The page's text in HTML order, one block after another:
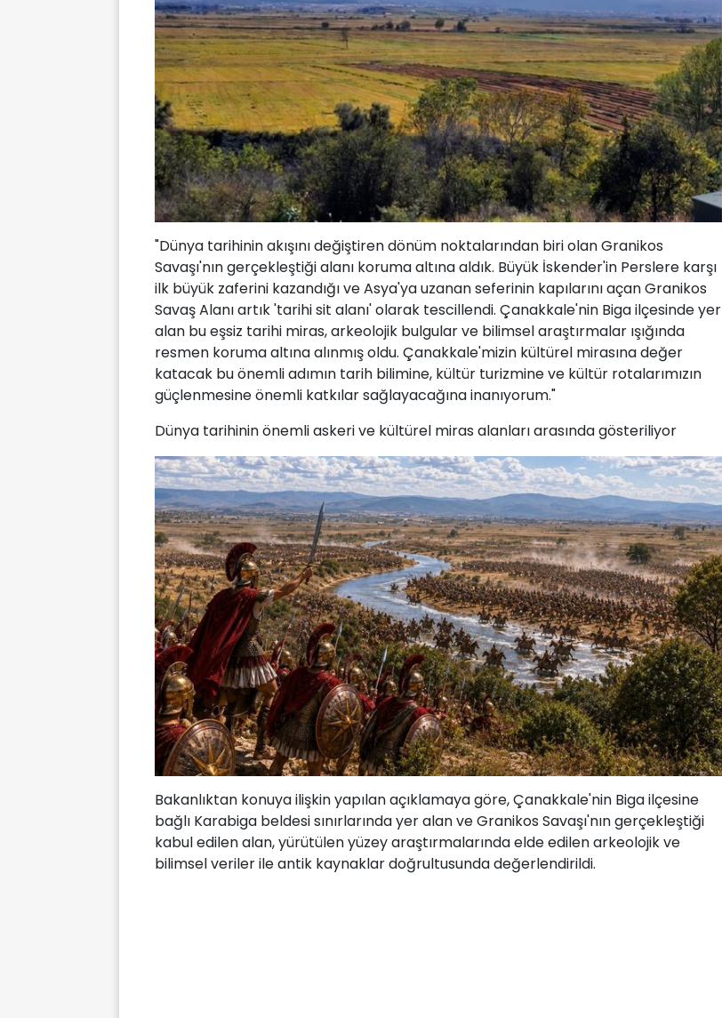
"Dünya tarihinin akışını değiştiren dönüm noktalarından biri olan Granikos
Savaşı'nın gerçekleştiği alanı koruma altına aldık. Büyük İskender'in Perslere karşı
ilk büyük zaferini kazandığı ve Asya'ya uzanan seferinin kapılarını açan Granikos
Savaş Alanı artık 'tarihi sit alanı' olarak tescillendi. Çanakkale'nin Biga ilçesinde yer
alan bu eşsiz tarihi miras, arkeolojik bulgular ve bilimsel araştırmalar ışığında
resmen koruma altına alınmış oldu. Çanakkale'mizin kültürel mirasına değer
katacak bu önemli adımın tarih bilimine, kültür turizmine ve kültür rotalarımızın
güçlenmesine önemli katkılar sağlayacağına inanıyorum."
Dünya tarihinin önemli askeri ve kültürel miras alanları arasında gösteriliyor
Bakanlıktan konuya ilişkin yapılan açıklamaya göre, Çanakkale'nin Biga ilçesine
bağlı Karabiga beldesi sınırlarında yer alan ve Granikos Savaşı'nın gerçekleştiği
kabul edilen alan, yürütülen yüzey araştırmalarında elde edilen arkeolojik ve
bilimsel veriler ile antik kaynaklar doğrultusunda değerlendirildi.